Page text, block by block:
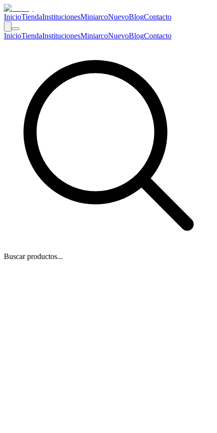
InicioTiendaInstitucionesMiniarcoNuevoBlogContacto
InicioTiendaInstitucionesMiniarcoNuevoBlogContacto
Buscar productos...